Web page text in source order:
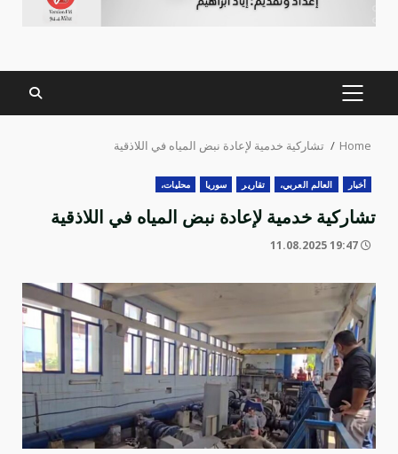
PRIMARY
MENU
Home تشاركية خدمية لإعادة نبض المياه في اللاذقية
أخبار العالم العربي، تقارير سوريا محليات،
تشاركية خدمية لإعادة نبض المياه في اللاذقية